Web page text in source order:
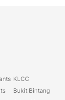
KLCC
Bukit Bintang